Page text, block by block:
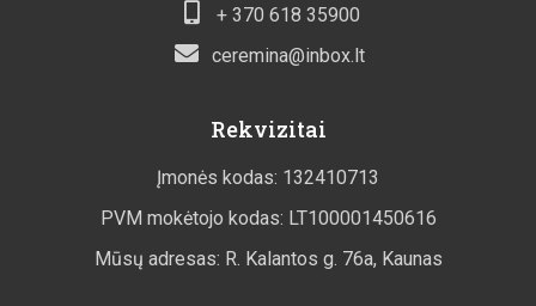
+ 370 618 35900
ceremina@inbox.lt
Rekvizitai
Įmonės kodas: 132410713
PVM mokėtojo kodas: LT100001450616
Mūsų adresas: R. Kalantos g. 76a, Kaunas